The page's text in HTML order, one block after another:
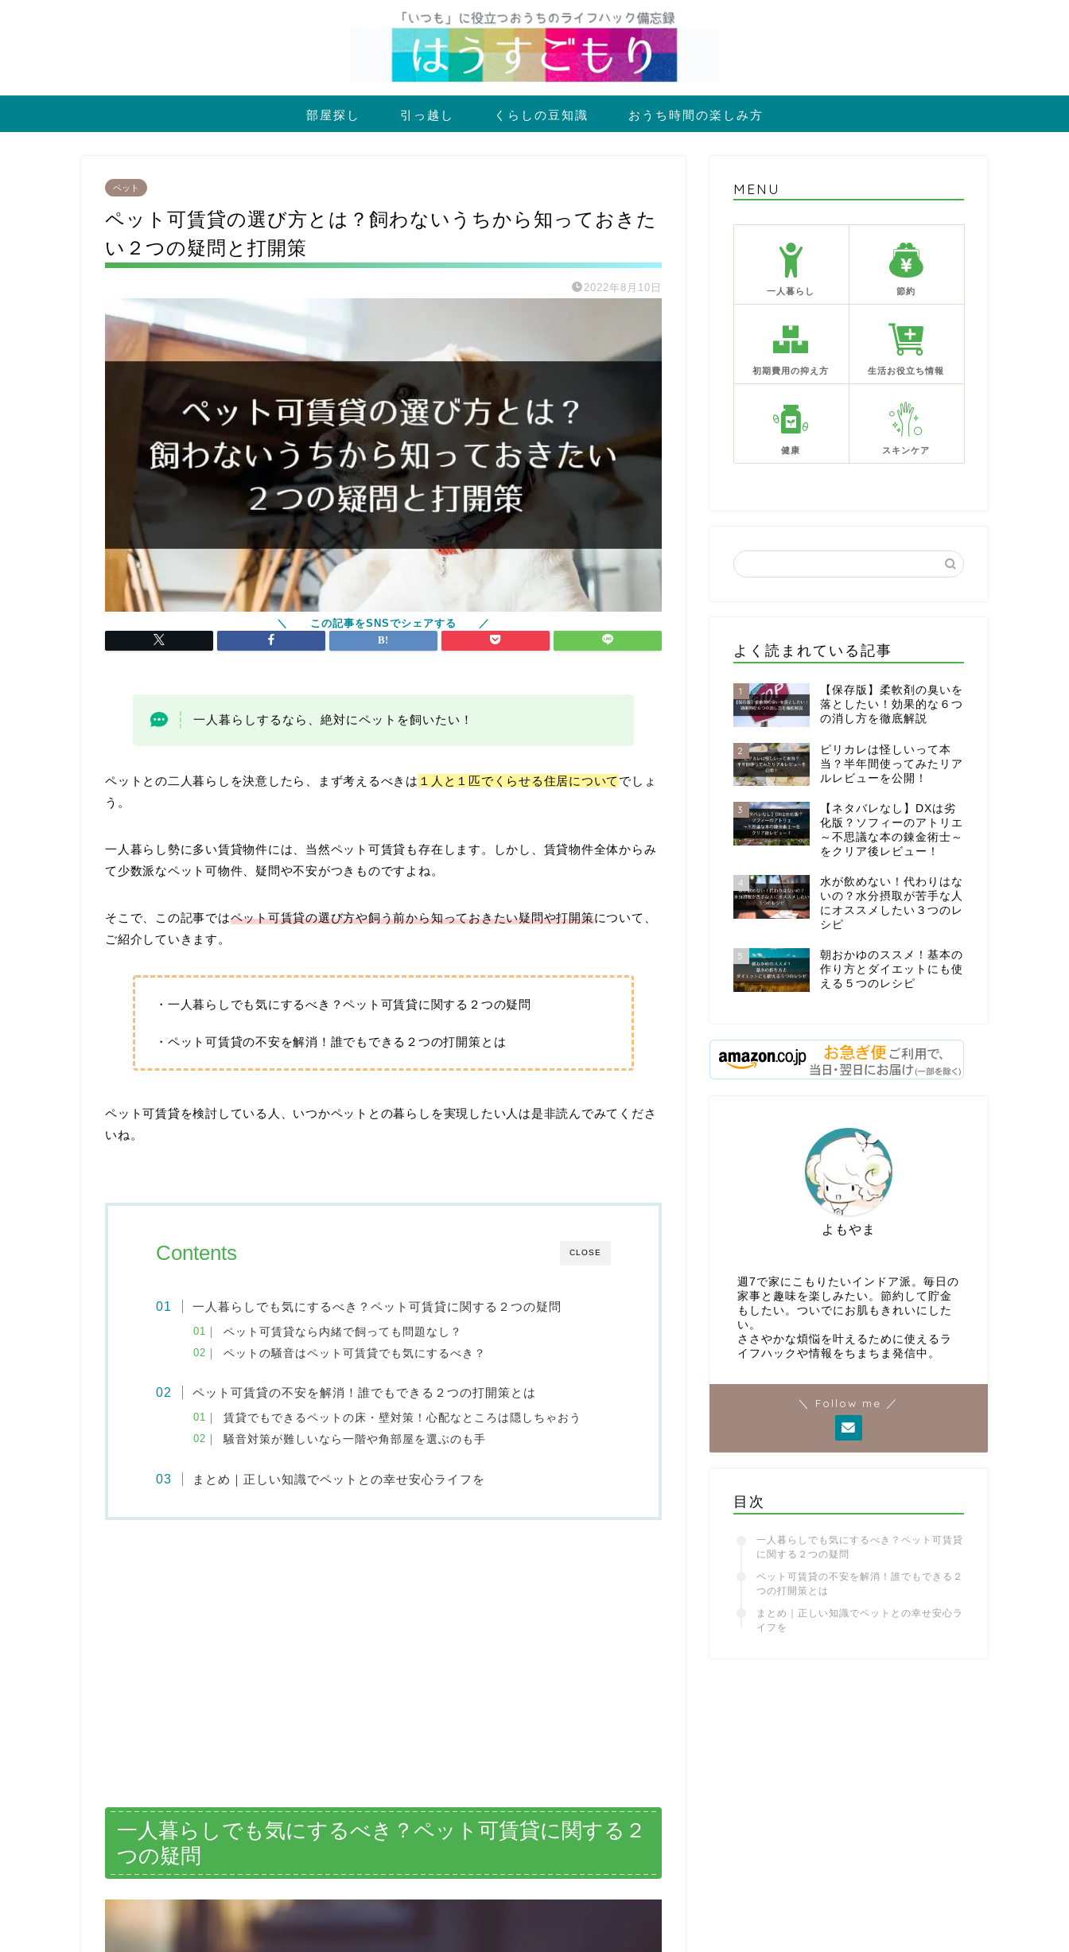
部屋探し 引っ越し くらしの豆知識 おうち時間の楽しみ方
ペット
ペット可賃貸の選び方とは？飼わないうちから知っておきた
い２つの疑問と打開策
2022年8月10日
一人暮らしするなら、絶対にペットを飼いたい！
ペットとの二人暮らしを決意したら、まず考えるべきは １人と１匹でくらせる住居について でしょ
う。
一人暮らし勢に多い賃貸物件には、当然ペット可賃貸も存在します。しかし、賃貸物件全体からみ
て少数派なペット可物件、疑問や不安がつきものですよね。
そこで、この記事ではペット可賃貸の選び方や飼う前から知っておきたい疑問や打開策について、
ご紹介していきます。
・一人暮らしでも気にするべき？ペット可賃貸に関する２つの疑問
・ペット可賃貸の不安を解消！誰でもできる２つの打開策とは
ペット可賃貸を検討している人、いつかペットとの暮らしを実現したい人は是非読んでみてくださ
いね。
CLOSE
Contents
一人暮らしでも気にするべき？ペット可賃貸に関する２つの疑問
ペット可賃貸なら内緒で飼っても問題なし？
ペットの騒音はペット可賃貸でも気にするべき？
ペット可賃貸の不安を解消！誰でもできる２つの打開策とは
賃貸でもできるペットの床・壁対策！心配なところは隠しちゃおう
騒音対策が難しいなら一階や角部屋を選ぶのも手
まとめ｜正しい知識でペットとの幸せ安心ライフを
一人暮らしでも気にするべき？ペット可賃貸に関する２
つの疑問
MENU
一人暮らし 節約
初期費用の抑え方 生活お役立ち情報
健康 スキンケア
よく読まれている記事
1
【保存版】柔軟剤の臭いを
落としたい！効果的な６つ
の消し方を徹底解説
2
ピリカレは怪しいって本
当？半年間使ってみたリア
ルレビューを公開！
3
【ネタバレなし】DXは劣
化版？ソフィーのアトリエ
～不思議な本の錬金術士～
をクリア後レビュー！
4
水が飲めない！代わりはな
いの？水分摂取が苦手な人
にオススメしたい３つのレ
シピ
5
朝おかゆのススメ！基本の
作り方とダイエットにも使
える５つのレシピ
よもやま
週7で家にこもりたいインドア派。毎日の
家事と趣味を楽しみたい。節約して貯金
もしたい。ついでにお肌もきれいにした
い。
ささやかな煩悩を叶えるために使えるラ
イフハックや情報をちまちま発信中。
＼ Follow me ／
目次
一人暮らしでも気にするべき？ペット可賃貸
に関する２つの疑問
ペット可賃貸の不安を解消！誰でもできる２
つの打開策とは
まとめ｜正しい知識でペットとの幸せ安心ラ
イフを